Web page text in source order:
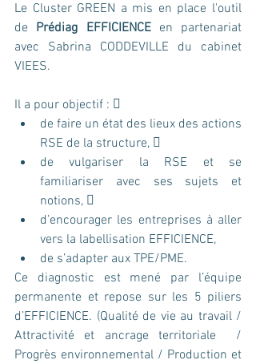
Le Cluster GREEN a mis en place l'outil
de Prédiag EFFICIENCE en partenariat
avec Sabrina CODDEVILLE du cabinet
VIEES.
Il a pour objectif : 
de faire un état des lieux des actions
RSE de la structure, 
de vulgariser la RSE et se
familiariser avec ses sujets et
notions, 
d’encourager les entreprises à aller
vers la labellisation EFFICIENCE,
de s’adapter aux TPE/PME.
Ce diagnostic est mené par l’équipe
permanente et repose sur les 5 piliers
d’EFFICIENCE. (Qualité de vie au travail /
Attractivité et ancrage territoriale  /
Progrès environnemental / Production et